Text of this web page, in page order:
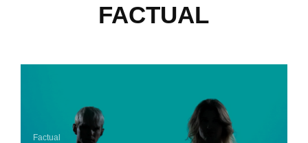
FACTUAL
Factual